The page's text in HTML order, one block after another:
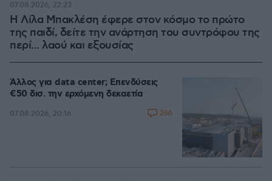
Η Λίλα Μπακλέση έφερε στον κόσμο το πρώτο
της παιδί, δείτε την ανάρτηση του συντρόφου της
περί... λαού και εξουσίας
07.08.2026, 22:23
Άλλος για data center; Επενδύσεις
€50 δισ. την ερχόμενη δεκαετία
07.08.2026, 20:16 266